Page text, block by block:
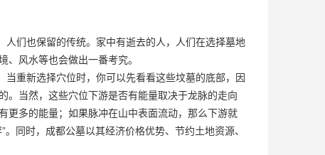
们也保留的传统。家中有逝去的人，人们在选择墓地
、风水等也会做出一番考究。
重新选择穴位时，你可以先看看这些坟墓的底部，因
。当然，这些穴位下游是否有能量取决于龙脉的走向
更多的能量；如果脉冲在山中表面流动，那么下游就
同时，成都公墓以其经济价格优势、节约土地资源、